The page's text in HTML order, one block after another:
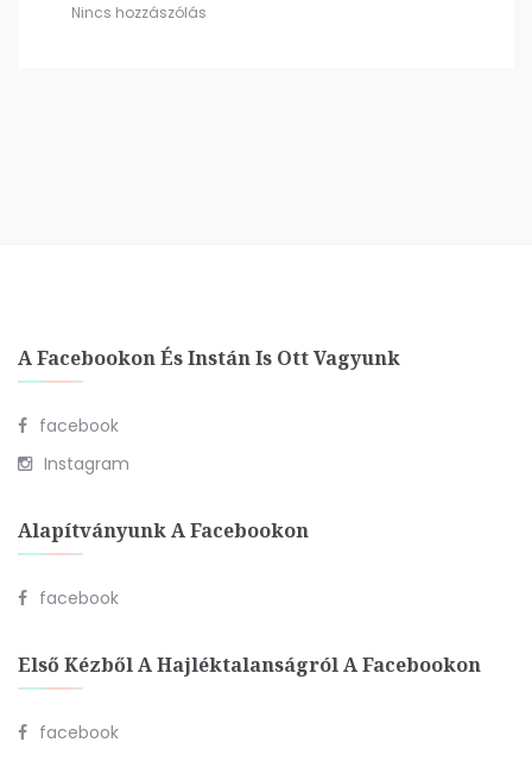
Nincs hozzászólás
A Facebookon És Instán Is Ott Vagyunk
facebook
Instagram
Alapítványunk A Facebookon
facebook
Első Kézből A Hajléktalanságról A Facebookon
facebook